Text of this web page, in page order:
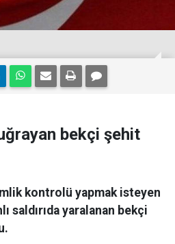
bekçi şehit
kontrolü yapmak isteyen
saldırıda yaralanan bekçi